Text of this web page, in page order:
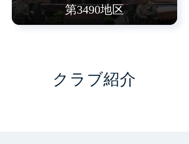
第3490地区
クラブ紹介